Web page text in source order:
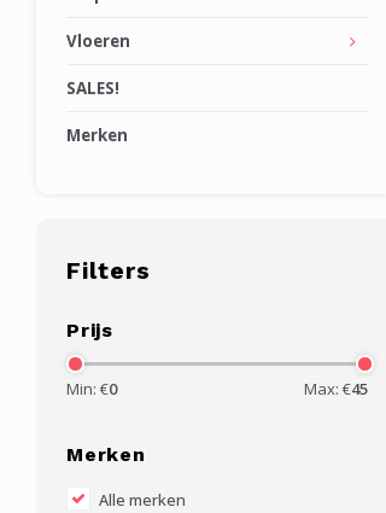
Vloeren
SALES!
Merken
Filters
Prijs
Min: €0 Max: €45
Merken
Alle merken